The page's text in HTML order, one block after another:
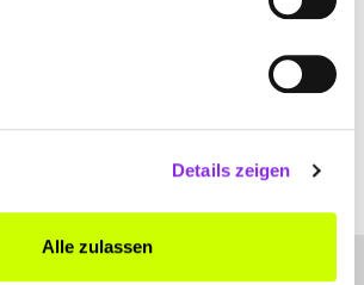
Details zeigen
Alle zulassen